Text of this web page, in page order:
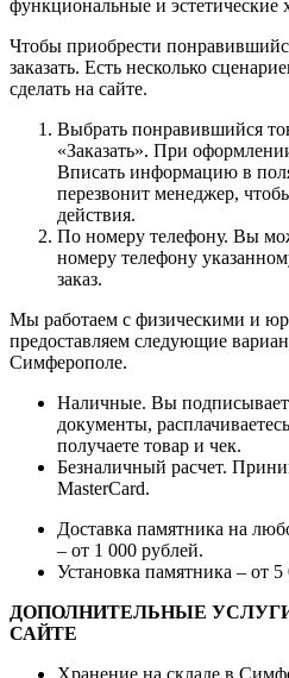
функциональные и эстетические
Чтобы приобрести
заказать. Есть несколько
сделать на сайте.
Выбрать понравившийся
«Заказать». При
Вписать информацию в
перезвонит менеджер,
действия.
По номеру телефону. Вы
номеру телефону
заказ.
Мы работаем с физическими и
предоставляем следующие
Симферополе.
Наличные. Вы
документы,
получаете товар и чек.
Безналичный расчет.
MasterCard.
Доставка памятника на
– от 1 000 рублей.
Установка памятника – от 5
ДОПОЛНИТЕЛЬНЫЕ
САЙТЕ
Хранение на складе в